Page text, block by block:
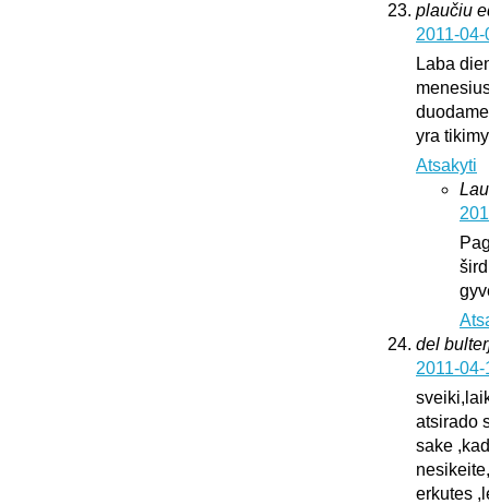
plaučiu
2011-
Laba
yra
Atsakyti
del
2011-
atsirado
sake
erkutes